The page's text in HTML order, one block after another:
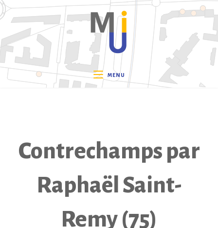
Skip
to
MENU
Contrechamps par
Raphaël Saint-
Remy (75)